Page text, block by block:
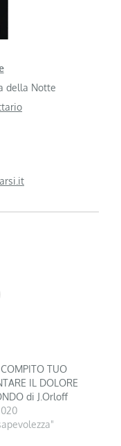
della Notte
COMPITO TUO
IL DOLORE
di J.Orloff